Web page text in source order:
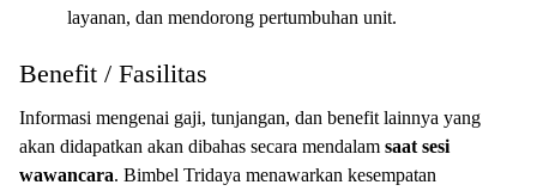
layanan, dan mendorong pertumbuhan unit.
Benefit / Fasilitas
Informasi mengenai gaji, tunjangan, dan benefit lainnya yang
akan didapatkan akan dibahas secara mendalam saat sesi
wawancara. Bimbel Tridaya menawarkan kesempatan